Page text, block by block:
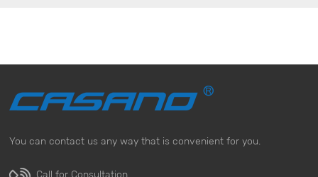
You can contact us any way that is convenient for you.